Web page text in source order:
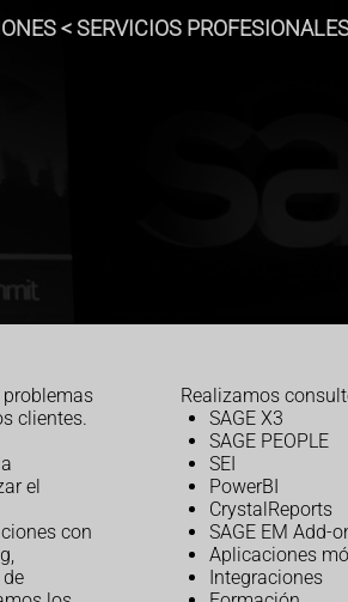
< SERVICIOS
clientes.
el
con
Realizamos
SAGE X3
SAGE PEOPLE
SEI
PowerBI
CrystalReports
SAGE EM Add-
Aplicaciones
Integraciones